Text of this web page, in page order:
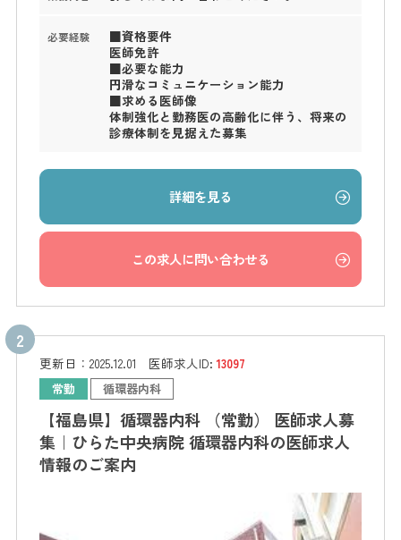
必要経験
■資格要件
医師免許
■必要な能力
円滑なコミュニケーション能力
■求める医師像
体制強化と勤務医の高齢化に伴う、将来の
診療体制を見据えた募集
詳細を見る
この求人に問い合わせる
更新日： 2025.12.01 医師求人ID:13097
常勤 循環器内科
【福島県】循環器内科 （常勤） 医師求人募
集｜ひらた中央病院 循環器内科の医師求人
情報のご案内